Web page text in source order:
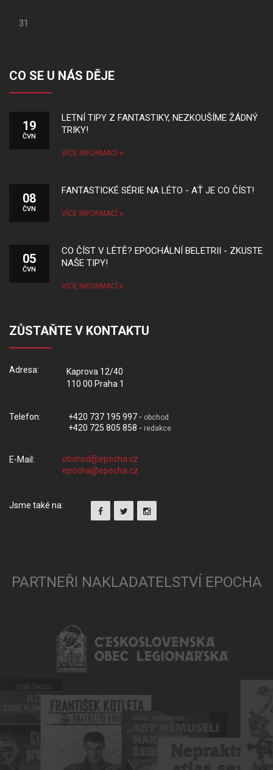
31
CO SE U NÁS DĚJE
19
ČVN
LETNÍ TIPY Z FANTASTIKY, NEZKOUŠÍME ŽÁDNÝ
TRIKY!
VÍCE INFORMACÍ
08
ČVN
FANTASTICKÉ SÉRIE NA LÉTO - AŤ JE CO ČÍST!
VÍCE INFORMACÍ
05
ČVN
CO ČÍST V LÉTĚ? EPOCHÁLNÍ BELETRII - ZKUSTE
NAŠE TIPY!
VÍCE INFORMACÍ
ZŮSTAŇTE V KONTAKTU
Adresa:
Kaprova 12/40
110 00 Praha 1
Telefon: +420 737 195 997 - obchod
+420 725 805 858 - redakce
E-Mail:
Jsme také na:
PARTNEŘI NAKLADATELSTVÍ EPOCHA